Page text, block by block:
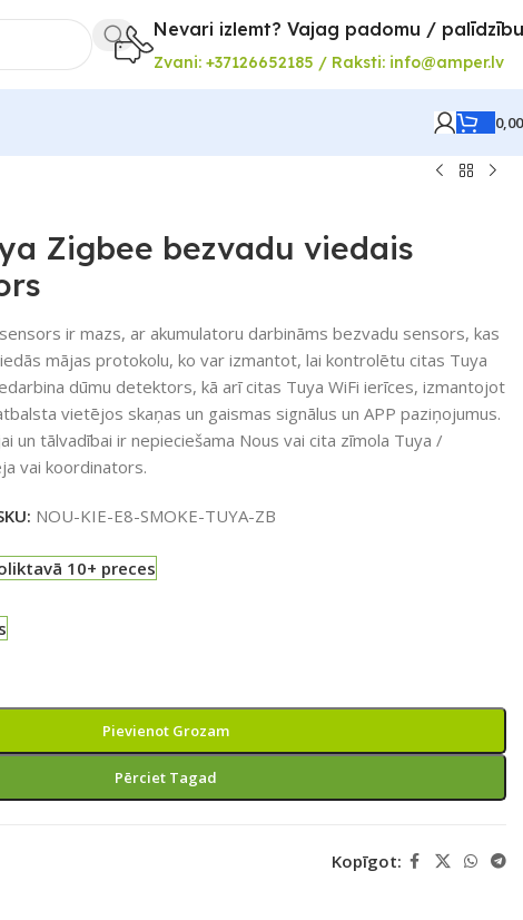
Nevari izlemt? Vajag padomu /
Zvani: +37126652185 / Raksti: info@amper.lv
Zigbee bezvadu viedais
ir mazs, ar akumulatoru darbināms bezvadu sensors, kas
mājas protokolu, ko var izmantot, lai kontrolētu citas Tuya
dūmu detektors, kā arī citas Tuya WiFi ierīces, izmantojot
vietējos skaņas un gaismas signālus un APP paziņojumus.
un tālvadībai ir nepieciešama Nous vai cita zīmola Tuya /
vai koordinators.
NOU-KIE-E8-SMOKE-TUYA-ZB
10+ preces
Pievienot Grozam
Pērciet Tagad
Kopīgot: